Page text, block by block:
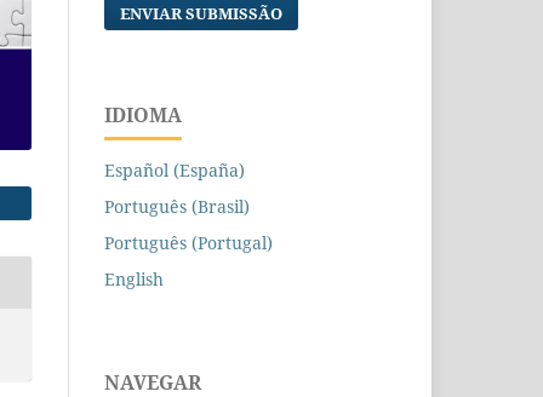
ENVIAR SUBMISSÃO
IDIOMA
Español (España)
Português (Brasil)
Português (Portugal)
English
NAVEGAR